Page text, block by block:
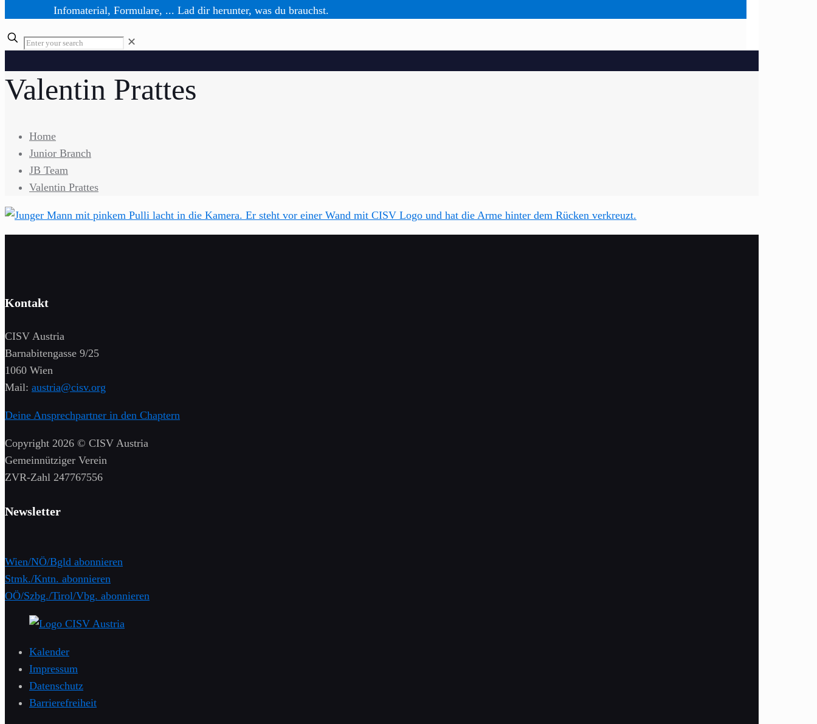
Infomaterial, Formulare, ... Lad dir herunter, was du brauchst.
✕
Valentin Prattes
Home
Junior Branch
JB Team
Valentin Prattes
Kontakt
CISV Austria
Barnabitengasse 9/25
1060 Wien
Mail: austria@cisv.org
Deine Ansprechpartner in den Chaptern
Copyright 2026 © CISV Austria
Gemeinnütziger Verein
​ZVR-Zahl 247767556
Newsletter
Wien/NÖ/Bgld abonnieren
Stmk./Kntn. abonnieren
OÖ/Szbg./Tirol/Vbg. abonnieren
Kalender
Impressum
Datenschutz
Barrierefreiheit